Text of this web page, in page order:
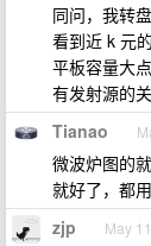
同问，我转
看到近 k 元
平板容量大
有发射源的
Tianao
微波炉图的
就好了，都
zjp May